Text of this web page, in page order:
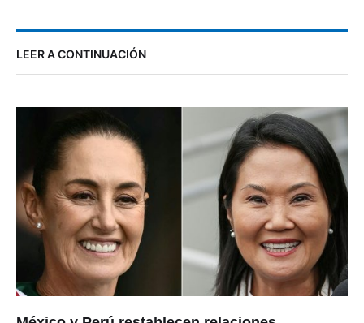
LEER A CONTINUACIÓN